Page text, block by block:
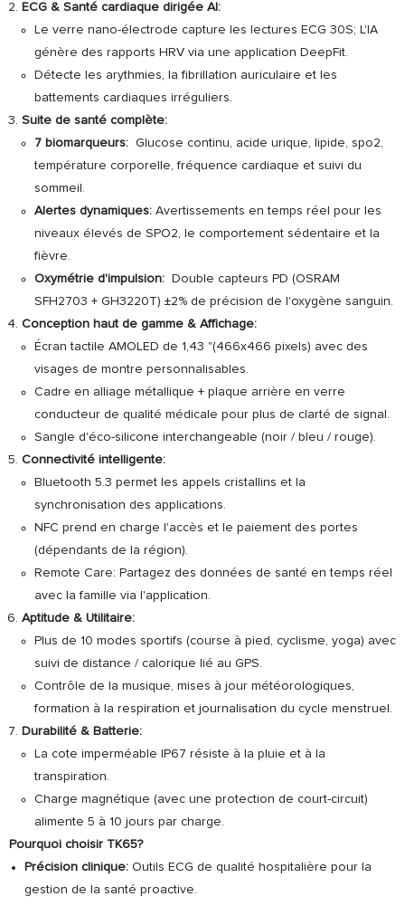
ECG & Santé cardiaque dirigée AI:
Le verre nano-électrode capture les lectures ECG 30S; L'IA
génère des rapports HRV via une application DeepFit.
Détecte les arythmies, la fibrillation auriculaire et les
battements cardiaques irréguliers.
Suite de santé complète:
7 biomarqueurs: Glucose continu, acide urique, lipide, spo2,
température corporelle, fréquence cardiaque et suivi du
sommeil.
Alertes dynamiques: Avertissements en temps réel pour les
niveaux élevés de SPO2, le comportement sédentaire et la
fièvre.
Oxymétrie d'impulsion:
Double capteurs PD (OSRAM
SFH2703 + GH3220T) ±2% de précision de l'oxygène sanguin.
Conception haut de gamme & Affichage:
Écran tactile AMOLED de 1,43 "(466x466 pixels) avec des
visages de montre personnalisables.
Cadre en alliage métallique + plaque arrière en verre
conducteur de qualité médicale pour plus de clarté de signal.
Sangle d'éco-silicone interchangeable (noir / bleu / rouge).
Connectivité intelligente:
Bluetooth 5.3 permet les appels cristallins et la
synchronisation des applications.
NFC prend en charge l'accès et le paiement des portes
(dépendants de la région).
Remote Care: Partagez des données de santé en temps réel
avec la famille via l'application.
Aptitude & Utilitaire:
Plus de 10 modes sportifs (course à pied, cyclisme, yoga) avec
suivi de distance / calorique lié au GPS.
Contrôle de la musique, mises à jour météorologiques,
formation à la respiration et journalisation du cycle menstruel.
Durabilité & Batterie:
La cote imperméable IP67 résiste à la pluie et à la
transpiration.
Charge magnétique (avec une protection de court-circuit)
alimente 5 à 10 jours par charge.
Pourquoi choisir TK65?
Précision clinique: Outils ECG de qualité hospitalière pour la
gestion de la santé proactive.